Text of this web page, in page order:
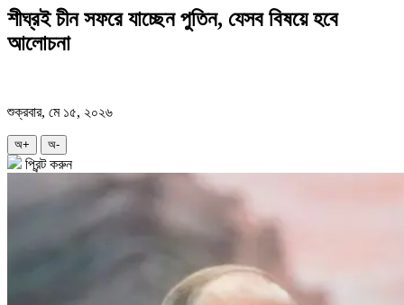
শীঘ্রই চীন সফরে যাচ্ছেন পুতিন, যেসব বিষয়ে হবে
আলোচনা
শুক্রবার, মে ১৫, ২০২৬
অ+ অ-
প্রিন্ট করুন